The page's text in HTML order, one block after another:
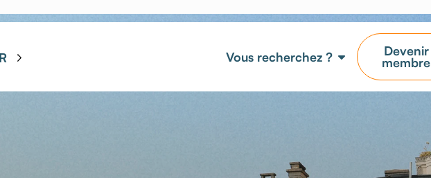
Vous recherchez ? Devenir
membre